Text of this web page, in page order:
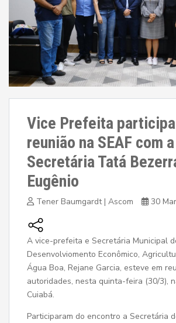
Vice Prefeita
reunião na SEAF com a
Secretária Tatá
Eugênio
Tener Baumgardt | Ascom 30
A vice-prefeita e Secretária Municipal
Desenvolviomento Econômico,
Água Boa, Rejane Garcia, esteve em
autoridades, nesta quinta-feira (30/3),
Cuiabá.
Participaram do encontro a Secretária